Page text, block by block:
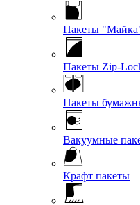
Пакеты
Пакеты Zip-
Пакеты
Вакуумные
Крафт пакеты